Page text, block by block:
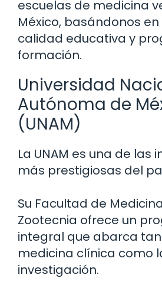
escuelas de medicina
México, basándonos
calidad educativa y
formación.
Universidad
Autónoma de
(UNAM)
La UNAM es una de las
más prestigiosas del
Su Facultad de
Zootecnia ofrece un
integral que abarca
medicina clínica como
investigación.